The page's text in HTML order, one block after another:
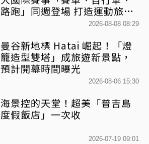
路跑」同週登場 打造運動旅遊
2026-08-08 08:29
曼谷新地標 Hatai 崛起！「燈
籠造型雙塔」成旅遊新景點，
預計開幕時間曝光
2026-08-06 15:30
海景控的天堂！超美「普吉島
度假飯店」一次收
2026-07-19 09:01